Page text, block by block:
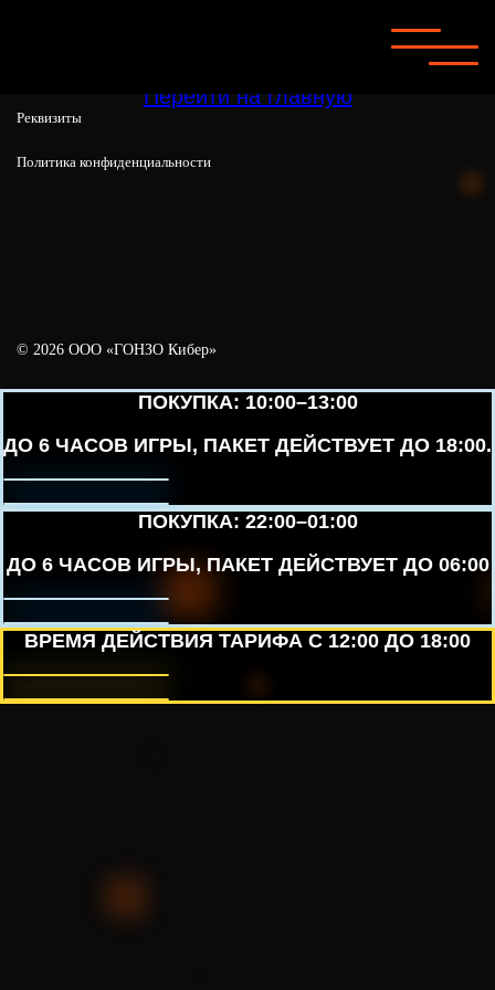
Страница не найдена
Перейти на главную
Реквизиты
Политика конфиденциальности
© 2026 ООО «ГОНЗО Кибер»
ПОКУПКА: 10:00–13:00
ДО 6 ЧАСОВ ИГРЫ, ПАКЕТ ДЕЙСТВУЕТ ДО 18:00.
ПОКУПКА: 22:00–01:00
ДО 6 ЧАСОВ ИГРЫ, ПАКЕТ ДЕЙСТВУЕТ ДО 06:00
ВРЕМЯ ДЕЙСТВИЯ ТАРИФА С 12:00 ДО 18:00